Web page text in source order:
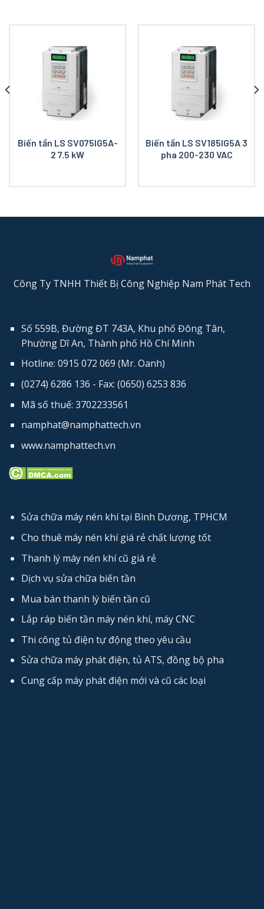
Biến tần LS SV075IG5A-
2 7.5 kW
Biến tần LS SV185IG5A 3
pha 200-230 VAC
Công Ty TNHH Thiết Bị Công Nghiệp Nam Phát Tech
Số 559B, Đường ĐT 743A, Khu phố Đông Tân,
Phường Dĩ An, Thành phố Hồ Chí Minh
Hotline: 0915 072 069 (Mr. Oanh)
(0274) 6286 136 - Fax: (0650) 6253​ 836
Mã số thuế: 3702233561
namphat@namphattech.vn
www.namphattech.vn
Sửa chữa máy nén khí tại Bình Dương, TPHCM
Cho thuê máy nén khí giá rẻ chất lượng tốt
Thanh lý máy nén khí cũ giá rẻ
Dịch vụ sửa chữa biến tần
Mua bán thanh lý biến tần cũ
Lắp ráp biến tần máy nén khí, máy CNC
Thi công tủ điện tự động theo yêu cầu
Sửa chữa máy phát điện, tủ ATS, đồng bộ pha
Cung cấp máy phát điện mới và cũ các loại